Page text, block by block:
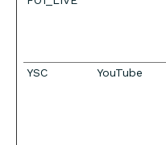
YSC YouTube